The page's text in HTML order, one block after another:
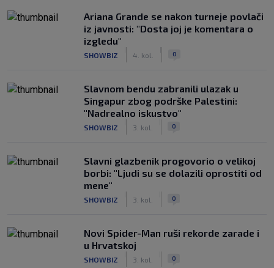
Ariana Grande se nakon turneje povlači
iz javnosti: "Dosta joj je komentara o
izgledu"
SHOWBIZ 4. kol. 0
Slavnom bendu zabranili ulazak u
Singapur zbog podrške Palestini:
"Nadrealno iskustvo"
SHOWBIZ 3. kol. 0
Slavni glazbenik progovorio o velikoj
borbi: "Ljudi su se dolazili oprostiti od
mene"
SHOWBIZ 3. kol. 0
Novi Spider-Man ruši rekorde zarade i
u Hrvatskoj
SHOWBIZ 3. kol. 0